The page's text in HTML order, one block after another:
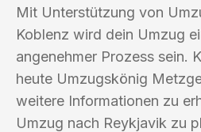
Mit Unterstützung von
Koblenz wird dein Umzug
angenehmer Prozess sein.
heute Umzugskönig
weitere Informationen zu
Umzug nach Reykjavik zu